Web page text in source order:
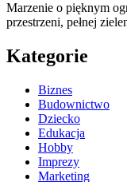
Marzenie o pięknym
przestrzeni, pełnej
Kategorie
Biznes
Budownictwo
Dziecko
Edukacja
Hobby
Imprezy
Marketing